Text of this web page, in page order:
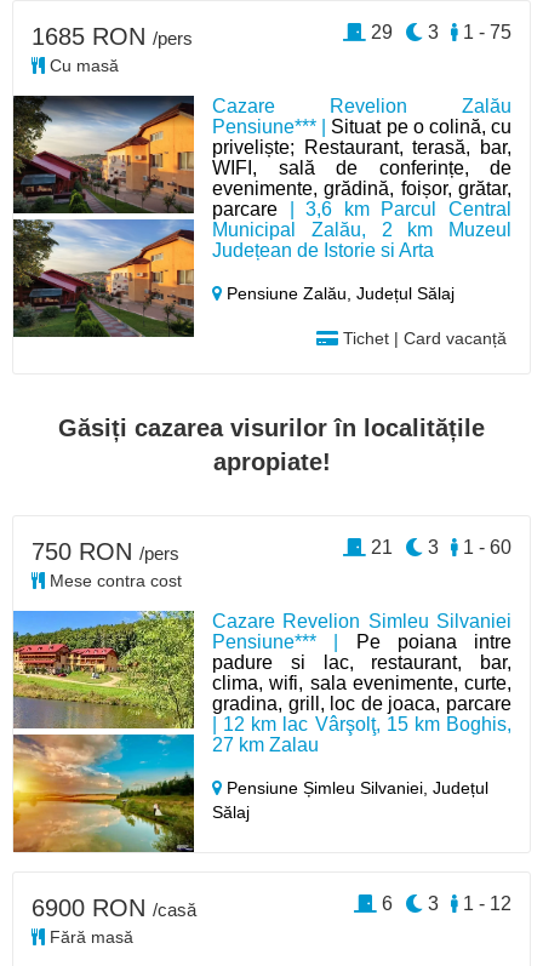
Cazare Revelion Zalău
Pensiune*** | Situat pe o colină, cu
priveliște; Restaurant, terasă, bar,
WIFI, sală de conferințe, de
evenimente, grădină, foișor, grătar,
parcare | 3,6 km Parcul Central
Municipal Zalău, 2 km Muzeul
Județean de Istorie si Arta
Pensiune Zalău,Județul Sălaj
Tichet | Card vacanță
1685 RON /pers
Cu masă
1 - 75
3
29
Găsiți cazarea visurilor în localitățile
apropiate!
Cazare Revelion Simleu Silvaniei
Pensiune*** |
Pe poiana intre
padure si lac, restaurant, bar,
clima, wifi, sala evenimente, curte,
gradina, grill, loc de joaca, parcare
| 12 km lac Vârşolţ, 15 km Boghis,
27 km Zalau
Pensiune Șimleu Silvaniei,Județul
Sălaj
750 RON /pers
Mese contra cost
1 - 60
3
21
6900 RON /casă
Fără masă
1 - 12
3
6